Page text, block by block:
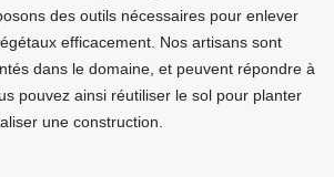
des outils nécessaires pour enlever
efficacement. Nos artisans sont
dans le domaine, et peuvent répondre à
pouvez ainsi réutiliser le sol pour planter
une construction.